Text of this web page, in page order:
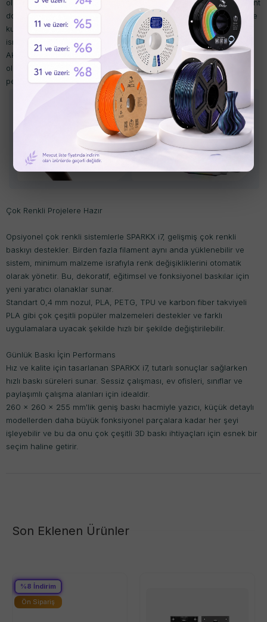
olarak sürekli izleyen dahili yapay zeka kamerasıdır. Sistem, filament
dolaşması veya baskı hataları gibi yaygın sorunları tespit edebilir ve
kullanıcıyı uyarabilir veya işlemi duraklatabilir; bu da malzeme
israfını ve başarısız baskıları azaltmaya yardımcı olur.
Akıllı kalibrasyon özellikleri ve sıcak uç ve filament kesici dahil
olmak üzere kolayca değiştirilebilen bileşenler, güvenilir
performansa ve basitleştirilmiş bakıma katkıda bulunur.
Çok Renkli Projelere Hazır
Opsiyonel çok renkli sistemlerle SPARKX i7, gelişmiş çok renkli
baskıyı destekler. Birden fazla filament aynı anda yüklenebilir ve
sistem, minimum malzeme israfıyla renk değişikliklerini otomatik
olarak yönetir. Bu, dekoratif, eğitimsel ve fonksiyonel baskılar için
yeni yaratıcı olanaklar sunar.
Standart 0,4 mm nozul, PLA, PETG, TPU ve karbon fiber takviyeli
PLA gibi çok çeşitli popüler malzemeleri destekler ve farklı
uygulamalara uyacak şekilde hızlı bir şekilde değiştirilebilir.
Günlük Baskı İçin Performans
Hız ve kalite için tasarlanan SPARKX i7, tutarlı sonuçlar sağlarken
hızlı baskı süreleri sunar. Sessiz çalışması, ev ofisleri, sınıflar ve
paylaşımlı çalışma alanları için idealdir.
260 × 260 × 255 mm'lik geniş baskı hacmiyle yazıcı, küçük detaylı
modellerden daha büyük fonksiyonel parçalara kadar her şeyi
işleyebilir ve bu da onu çok çeşitli 3D baskı ihtiyaçları için esnek bir
seçim haline getirir.
Son Eklenen Ürünler
%8 İndirim
Ön Sipariş